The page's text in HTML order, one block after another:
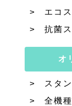
エコ
抗菌
オ
スタ
全機